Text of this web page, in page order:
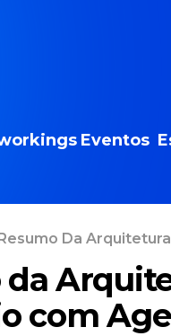
Eventos
Da
da
com